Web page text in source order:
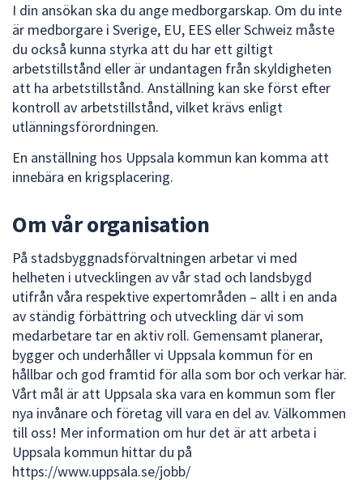
I din ansökan ska du ange medborgarskap. Om du inte
är medborgare i Sverige, EU, EES eller Schweiz måste
du också kunna styrka att du har ett giltigt
arbetstillstånd eller är undantagen från skyldigheten
att ha arbetstillstånd. Anställning kan ske först efter
kontroll av arbetstillstånd, vilket krävs enligt
utlänningsförordningen.
En anställning hos Uppsala kommun kan komma att
innebära en krigsplacering.
Om vår organisation
På stadsbyggnadsförvaltningen arbetar vi med
helheten i utvecklingen av vår stad och landsbygd
utifrån våra respektive expertområden – allt i en anda
av ständig förbättring och utveckling där vi som
medarbetare tar en aktiv roll. Gemensamt planerar,
bygger och underhåller vi Uppsala kommun för en
hållbar och god framtid för alla som bor och verkar här.
Vårt mål är att Uppsala ska vara en kommun som fler
nya invånare och företag vill vara en del av. Välkommen
till oss! Mer information om hur det är att arbeta i
Uppsala kommun hittar du på
https://www.uppsala.se/jobb/